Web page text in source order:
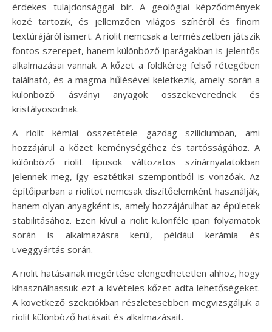
érdekes tulajdonsággal bír. A geológiai képződmények
közé tartozik, és jellemzően világos színéről és finom
textúrájáról ismert. A riolit nemcsak a természetben játszik
fontos szerepet, hanem különböző iparágakban is jelentős
alkalmazásai vannak. A kőzet a földkéreg felső rétegében
található, és a magma hűlésével keletkezik, amely során a
különböző ásványi anyagok összekeverednek és
kristályosodnak.
A riolit kémiai összetétele gazdag sziliciumban, ami
hozzájárul a kőzet keménységéhez és tartósságához. A
különböző riolit típusok változatos színárnyalatokban
jelennek meg, így esztétikai szempontból is vonzóak. Az
építőiparban a riolitot nemcsak díszítőelemként használják,
hanem olyan anyagként is, amely hozzájárulhat az épületek
stabilitásához. Ezen kívül a riolit különféle ipari folyamatok
során is alkalmazásra kerül, például kerámia és
üveggyártás során.
A riolit hatásainak megértése elengedhetetlen ahhoz, hogy
kihasználhassuk ezt a kivételes kőzet adta lehetőségeket.
A következő szekciókban részletesebben megvizsgáljuk a
riolit különböző hatásait és alkalmazásait.